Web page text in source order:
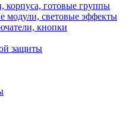
корпуса, готовые группы
модули, световые эффекты
кнопки
защиты